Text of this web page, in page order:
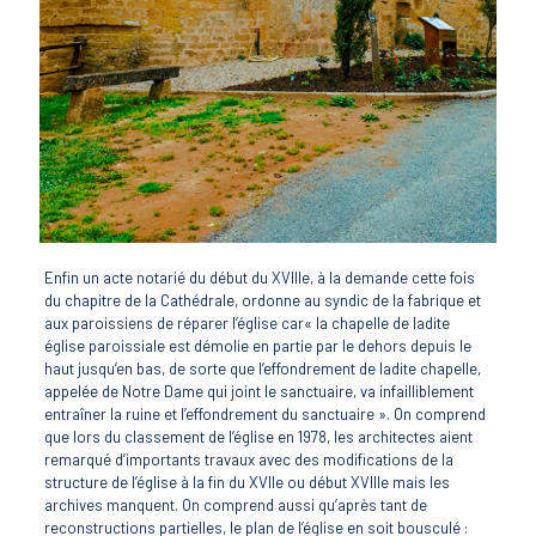
Enfin un acte notarié du début du XVIIIe, à la demande cette fois
du chapitre de la Cathédrale, ordonne au syndic de la fabrique et
aux paroissiens de réparer l’église car« la chapelle de ladite
église paroissiale est démolie en partie par le dehors depuis le
haut jusqu’en bas, de sorte que l’effondrement de ladite chapelle,
appelée de Notre Dame qui joint le sanctuaire, va infailliblement
entraîner la ruine et l’effondrement du sanctuaire ». On comprend
que lors du classement de l’église en 1978, les architectes aient
remarqué d’importants travaux avec des modifications de la
structure de l’église à la fin du XVIIe ou début XVIIIe mais les
archives manquent. On comprend aussi qu’après tant de
reconstructions partielles, le plan de l’église en soit bousculé :